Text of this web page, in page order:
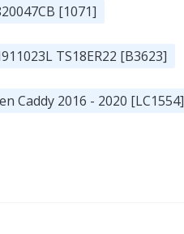
[1071]
TS18ER22 [B3623]
Caddy 2016 - 2020 [LC1554]